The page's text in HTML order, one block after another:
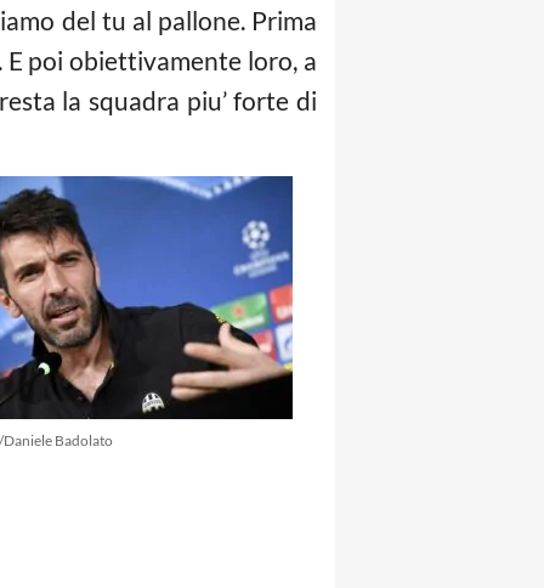
del tu al pallone. Prima
E poi obiettivamente loro, a
la squadra piu’ forte di
Daniele Badolato